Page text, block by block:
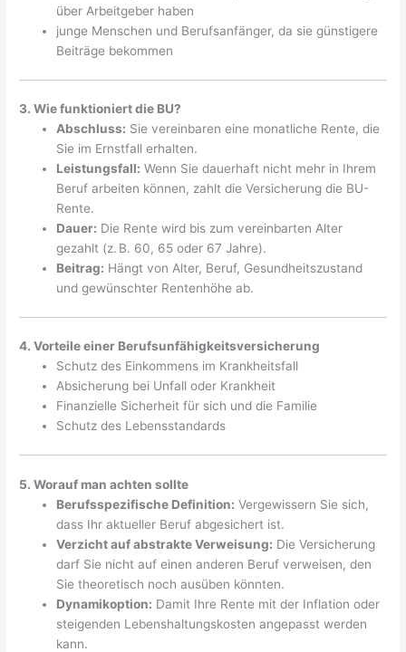
über Arbeitgeber haben
junge Menschen und Berufsanfänger, da sie günstigere
Beiträge bekommen
3. Wie funktioniert die BU?
Abschluss: Sie vereinbaren eine monatliche Rente, die
Sie im Ernstfall erhalten.
Leistungsfall: Wenn Sie dauerhaft nicht mehr in Ihrem
Beruf arbeiten können, zahlt die Versicherung die BU-
Rente.
Dauer: Die Rente wird bis zum vereinbarten Alter
gezahlt (z. B. 60, 65 oder 67 Jahre).
Beitrag: Hängt von Alter, Beruf, Gesundheitszustand
und gewünschter Rentenhöhe ab.
4. Vorteile einer Berufsunfähigkeitsversicherung
Schutz des Einkommens im Krankheitsfall
Absicherung bei Unfall oder Krankheit
Finanzielle Sicherheit für sich und die Familie
Schutz des Lebensstandards
5. Worauf man achten sollte
Berufsspezifische Definition: Vergewissern Sie sich,
dass Ihr aktueller Beruf abgesichert ist.
Verzicht auf abstrakte Verweisung: Die Versicherung
darf Sie nicht auf einen anderen Beruf verweisen, den
Sie theoretisch noch ausüben könnten.
Dynamikoption: Damit Ihre Rente mit der Inflation oder
steigenden Lebenshaltungskosten angepasst werden
kann.